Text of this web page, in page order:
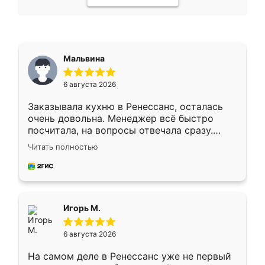
Мальвина
6 августа 2026
Заказывала кухню в Ренессанс, осталась
очень довольна. Менеджер всё быстро
посчитала, на вопросы отвечала сразу.
Замерщик приехал в субботу, подошёл к
делу со всей ответственностью. Собрали
за день, ребята работали аккуратно, даже
Читать полностью
Игорь М.
6 августа 2026
На самом деле в Ренессанс уже не первый